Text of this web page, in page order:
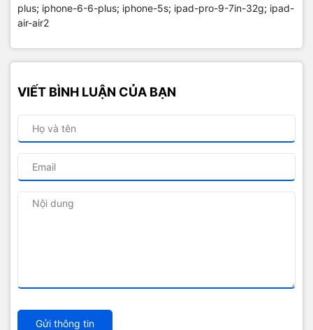
plus; iphone-6-6-plus; iphone-5s; ipad-pro-9-7in-32g; ipad-
air-air2
VIẾT BÌNH LUẬN CỦA BẠN
Gửi thông tin